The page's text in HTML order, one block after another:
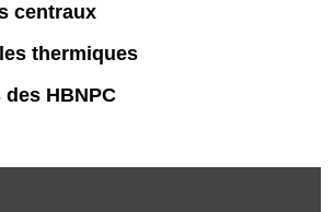
centraux
thermiques
HBNPC